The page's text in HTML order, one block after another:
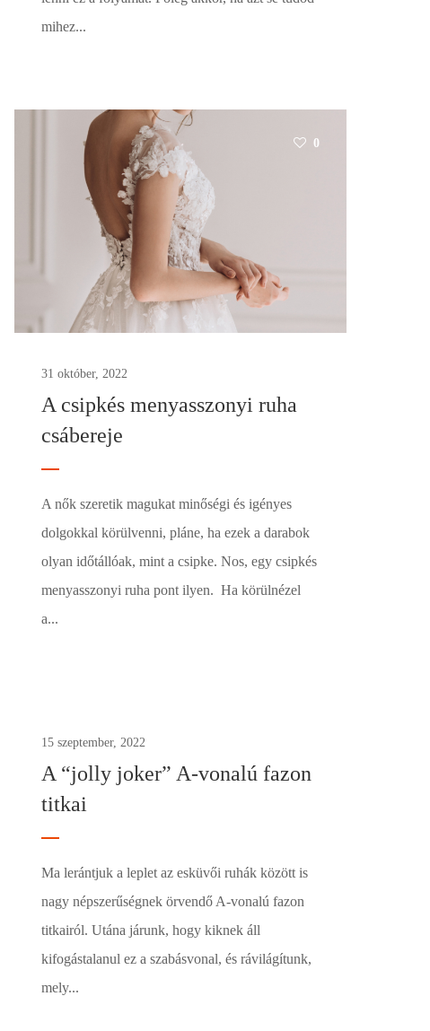
mihez...
0
31 október, 2022
A csipkés menyasszonyi ruha
csábereje
A nők szeretik magukat minőségi és igényes
dolgokkal körülvenni, pláne, ha ezek a darabok
olyan időtállóak, mint a csipke. Nos, egy csipkés
menyasszonyi ruha pont ilyen. Ha körülnézel
a...
15 szeptember, 2022
A “jolly joker” A-vonalú fazon
titkai
Ma lerántjuk a leplet az esküvői ruhák között is
nagy népszerűségnek örvendő A-vonalú fazon
titkairól. Utána járunk, hogy kiknek áll
kifogástalanul ez a szabásvonal, és rávilágítunk,
mely...